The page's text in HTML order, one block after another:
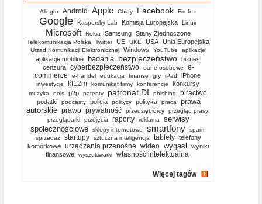
Allegro Android Apple Chiny Facebook Firefox
Google Kaspersky Lab Komisja Europejska Linux
Microsoft Nokia Samsung Stany Zjednoczone
Telekomunikacja Polska Twitter UE UKE USA Unia Europejska
Urząd Komunikacji Elektronicznej Windows YouTube aplikacje
aplikacje mobilne badania bezpieczeństwo biznes
cenzura cyberbezpieczeństwo dane osobowe
e-
commerce
e-handel edukacja finanse gry iPad iPhone
inwestycje kf12m komunikat firmy konferencje konkursy
muzyka nols p2p patenty patronat DI phishing piractwo
podatki podcasty policja politycy polityka praca
prawa
autorskie prawo prywatność przedsiębiorcy
przegląd prasy
przeglądarki
przejęcia raporty reklama
serwisy
społecznościowe
sklepy internetowe smartfony
spam
sprzedaż
startupy sztuczna inteligencja tablety telefony
komórkowe
urządzenia przenośne wideo wygasl
wyniki
finansowe
wyszukiwarki własność intelektualna
Więcej tagów